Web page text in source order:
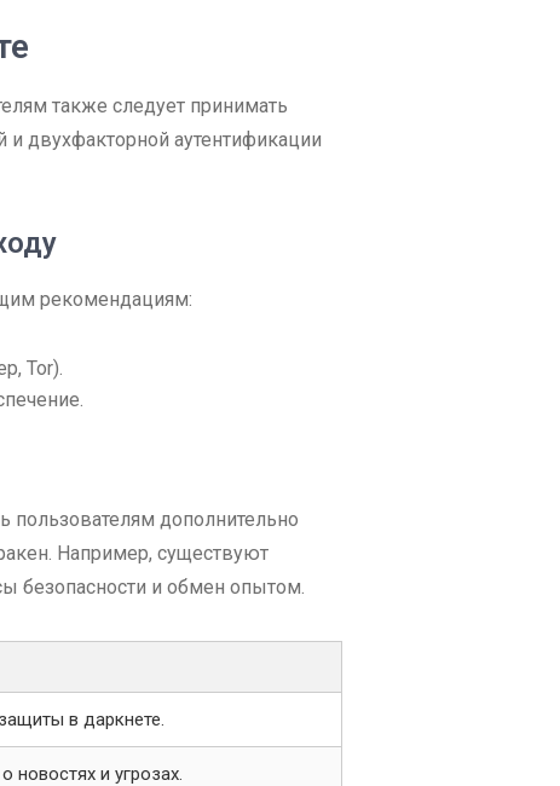
также следует принимать
двухфакторной аутентификации
рекомендациям:
Tor).
пользователям дополнительно
Например, существуют
безопасности и обмен опытом.
в даркнете.
и угрозах.